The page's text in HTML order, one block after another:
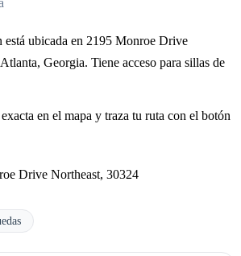
está ubicada en 2195 Monroe Drive
Georgia. Tiene acceso para sillas de
en el mapa y traza tu ruta con el botón
Drive Northeast, 30324